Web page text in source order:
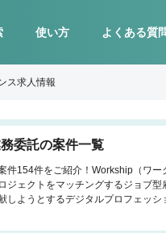
使い方 よくある質
ス求人情報
委託の案件一覧
件154件をご紹介！Workship（ワ
ジェクトをマッチングするジョブ
しようとするデジタルプロフェッ